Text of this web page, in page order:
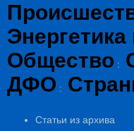
Общество :
ДФО :
Статьи из архива